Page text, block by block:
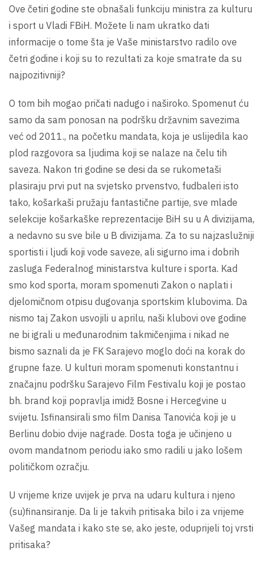
Ove četiri godine ste obnašali funkciju ministra za kulturu
i sport u Vladi FBiH. Možete li nam ukratko dati
informacije o tome šta je Vaše ministarstvo radilo ove
četri godine i koji su to rezultati za koje smatrate da su
najpozitivniji?
O tom bih mogao pričati nadugo i naširoko. Spomenut ću
samo da sam ponosan na podršku državnim savezima
već od 2011., na početku mandata, koja je uslijedila kao
plod razgovora sa ljudima koji se nalaze na čelu tih
saveza. Nakon tri godine se desi da se rukometaši
plasiraju prvi put na svjetsko prvenstvo, fudbaleri isto
tako, košarkaši pružaju fantastične partije, sve mlade
selekcije košarkaške reprezentacije BiH su u A divizijama,
a nedavno su sve bile u B divizijama. Za to su najzaslužniji
sportisti i ljudi koji vode saveze, ali sigurno ima i dobrih
zasluga Federalnog ministarstva kulture i sporta. Kad
smo kod sporta, moram spomenuti Zakon o naplati i
djelomičnom otpisu dugovanja sportskim klubovima. Da
nismo taj Zakon usvojili u aprilu, naši klubovi ove godine
ne bi igrali u međunarodnim takmičenjima i nikad ne
bismo saznali da je FK Sarajevo moglo doći na korak do
grupne faze. U kulturi moram spomenuti konstantnu i
značajnu podršku Sarajevo Film Festivalu koji je postao
bh. brand koji popravlja imidž Bosne i Hercegvine u
svijetu. Isfinansirali smo film Danisa Tanovića koji je u
Berlinu dobio dvije nagrade. Dosta toga je učinjeno u
ovom mandatnom periodu iako smo radili u jako lošem
političkom ozračju.
U vrijeme krize uvijek je prva na udaru kultura i njeno
(su)finansiranje. Da li je takvih pritisaka bilo i za vrijeme
Vašeg mandata i kako ste se, ako jeste, oduprijeli toj vrsti
pritisaka?